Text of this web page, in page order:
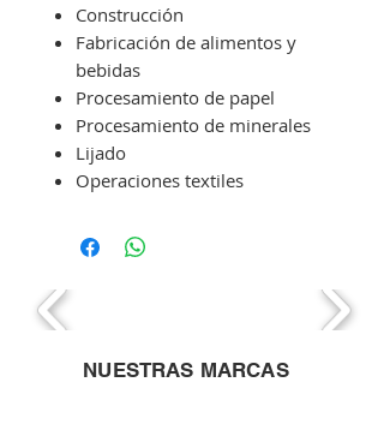
Construcción
Fabricación de alimentos y
bebidas
Procesamiento de papel
Procesamiento de minerales
Lijado
Operaciones textiles
NUESTRAS MARCAS